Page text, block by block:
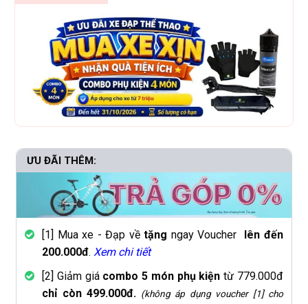
ƯU ĐÃI THÊM:
[1] Mua xe - Đạp vềtặng ngay Voucher lên đến
200.000đ. Xem chi tiết
[2] Giảm giá combo 5 món phụ kiện từ 779.000đ
chỉ còn 499.000đ. (không áp dụng voucher [1] cho